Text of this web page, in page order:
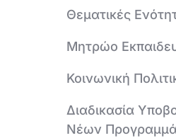
Θεματικές
Μητρώο
Κοινωνική
Διαδικασία
Νέων